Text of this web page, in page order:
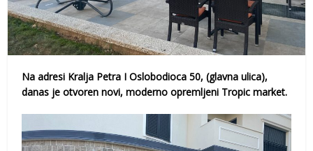
Na adresi Kralja Petra I Oslobodioca 50, (glavna ulica),
danas je otvoren novi, moderno opremljeni Tropic market.